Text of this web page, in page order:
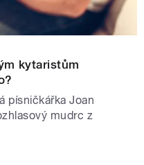
kytaristům
písničkářka Joan
mudrc z